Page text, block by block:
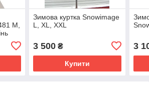
M,
Зимова куртка Snowimage
L, XL, XXL
3 500₴
Купити
3